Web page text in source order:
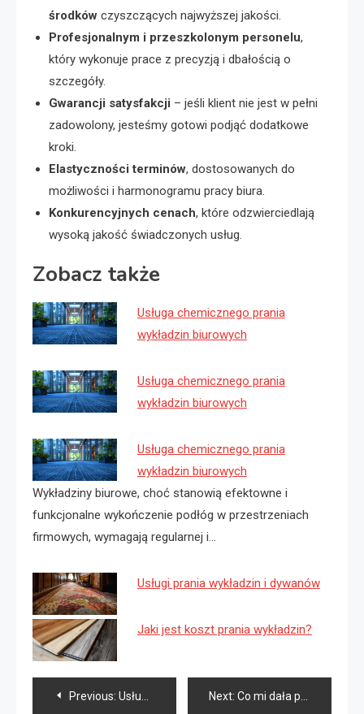
środków czyszczących najwyższej jakości.
Profesjonalnym i przeszkolonym personelu,
który wykonuje prace z precyzją i dbałością o
szczegóły.
Gwarancji satysfakcji – jeśli klient nie jest w pełni
zadowolony, jesteśmy gotowi podjąć dodatkowe
kroki.
Elastyczności terminów, dostosowanych do
możliwości i harmonogramu pracy biura.
Konkurencyjnych cenach, które odzwierciedlają
wysoką jakość świadczonych usług.
Zobacz także
Usługa chemicznego prania
wykładzin biurowych
Usługa chemicznego prania
wykładzin biurowych
Usługa chemicznego prania
wykładzin biurowych
Wykładziny biurowe, choć stanowią efektowne i
funkcjonalne wykończenie podłóg w przestrzeniach
firmowych, wymagają regularnej i…
Usługi prania wykładzin i dywanów
Jaki jest koszt prania wykładzin?
Nawigacja
Previous: Usługi adwokata tylko dla wybranych? nic bardziej mylnego! Next: Co mi dała psychoterapia?